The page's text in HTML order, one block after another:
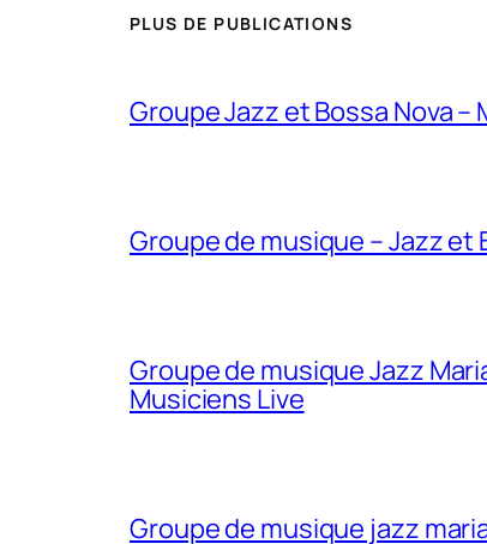
PLUS DE PUBLICATIONS
Groupe Jazz et Bossa Nova
Groupe de musique – Jazz et
Groupe de musique Jazz
Musiciens Live
Groupe de musique jazz